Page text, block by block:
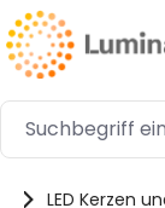
Zum
LED Kerzen